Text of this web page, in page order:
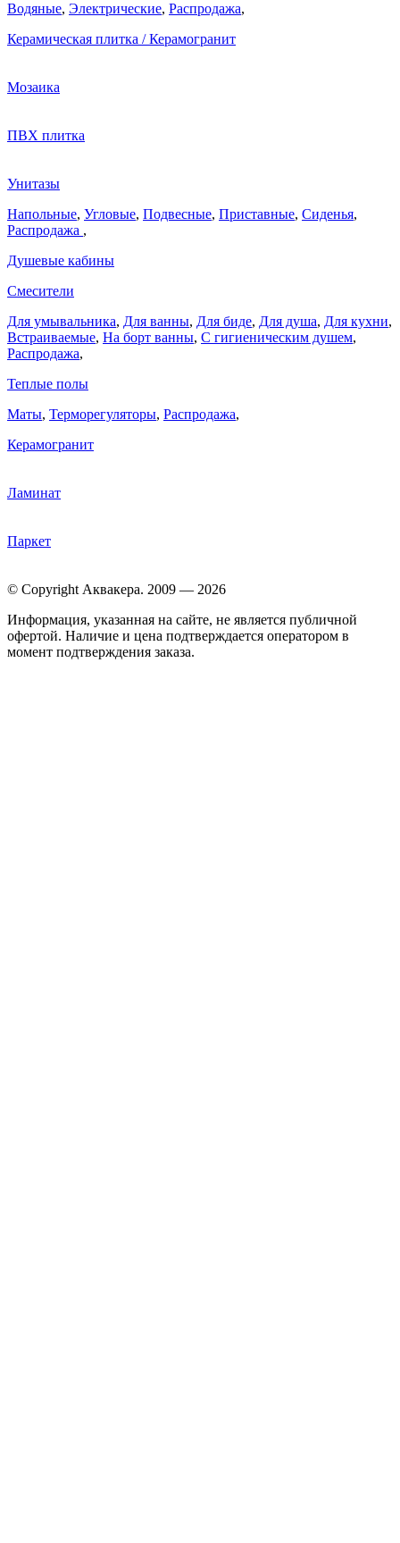
Водяные, Электрические, Распродажа,
Керамическая плитка / Керамогранит
Мозаика
ПВХ плитка
Унитазы
Напольные, Угловые, Подвесные, Приставные, Сиденья,
Распродажа ,
Душевые кабины
Смесители
Для умывальника, Для ванны, Для биде, Для душа, Для кухни,
Встраиваемые, На борт ванны, C гигиеническим душем,
Распродажа,
Теплые полы
Маты, Терморегуляторы, Распродажа,
Керамогранит
Ламинат
Паркет
© Copyright Аквакера. 2009 — 2026
Информация, указанная на сайте, не является публичной
офертой. Наличие и цена подтверждается оператором в
момент подтверждения заказа.